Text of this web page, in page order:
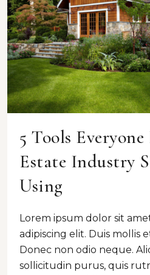
5 Tools
Estate Industry
Using
Lorem ipsum dolor sit
adipiscing elit. Duis mollis
Donec non odio neque.
sollicitudin purus, quis